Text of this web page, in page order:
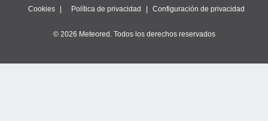
Cookies Política de privacidad Configuración de privacidad
© 2026 Meteored. Todos los derechos reservados